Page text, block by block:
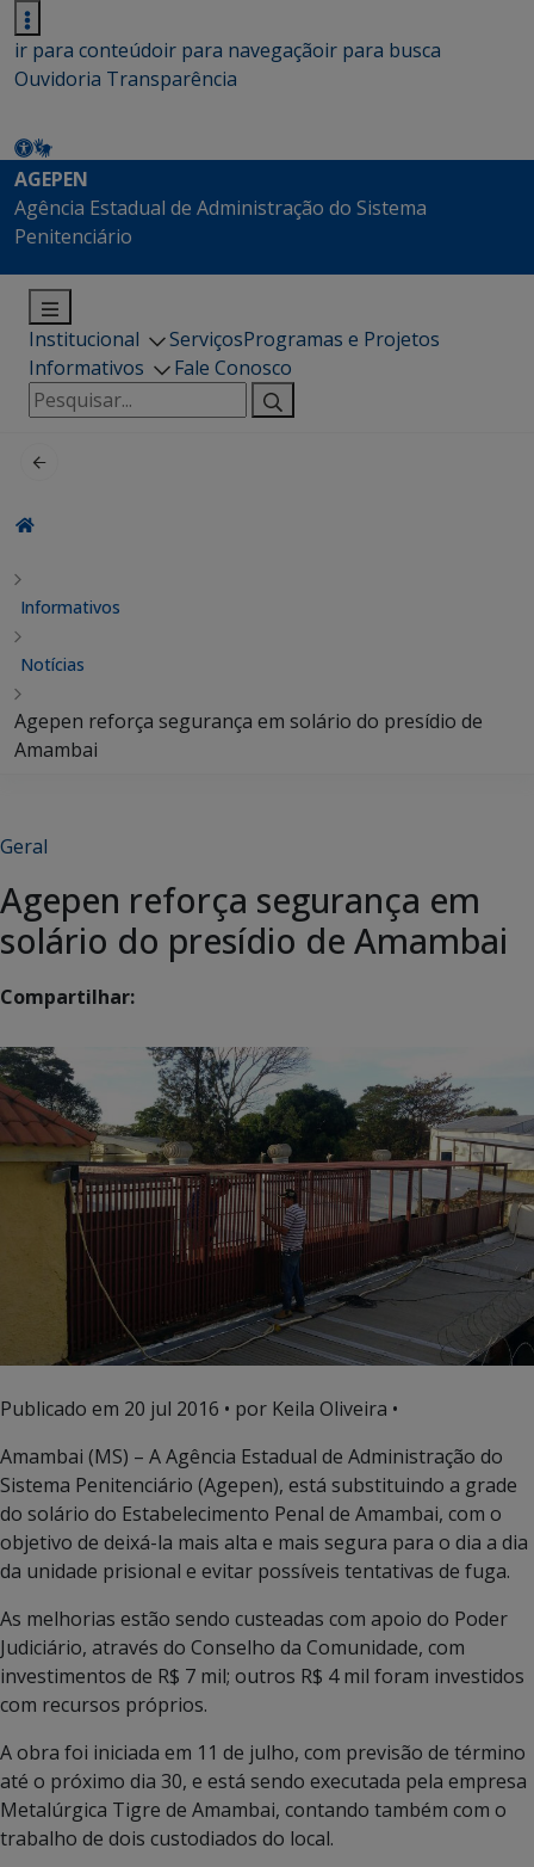
ir para conteúdoir para navegaçãoir para busca
Ouvidoria Transparência
AGEPEN
Agência Estadual de Administração do Sistema
Penitenciário
Institucional ServiçosProgramas e Projetos
Informativos
Fale Conosco
Pesquisar
por:
Informativos
Notícias
Agepen reforça segurança em solário do presídio de
Amambai
Geral
Agepen reforça segurança em
solário do presídio de Amambai
Compartilhar:
Publicado em 20 jul 2016 • por Keila Oliveira •
Amambai (MS) – A Agência Estadual de Administração do
Sistema Penitenciário (Agepen), está substituindo a grade
do solário do Estabelecimento Penal de Amambai, com o
objetivo de deixá-la mais alta e mais segura para o dia a dia
da unidade prisional e evitar possíveis tentativas de fuga.
As melhorias estão sendo custeadas com apoio do Poder
Judiciário, através do Conselho da Comunidade, com
investimentos de R$ 7 mil; outros R$ 4 mil foram investidos
com recursos próprios.
A obra foi iniciada em 11 de julho, com previsão de término
até o próximo dia 30, e está sendo executada pela empresa
Metalúrgica Tigre de Amambai, contando também com o
trabalho de dois custodiados do local.